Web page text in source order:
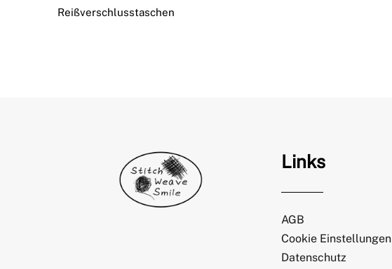
Reißverschlusstaschen
Links
AGB
Cookie Einstellungen
Datenschutz